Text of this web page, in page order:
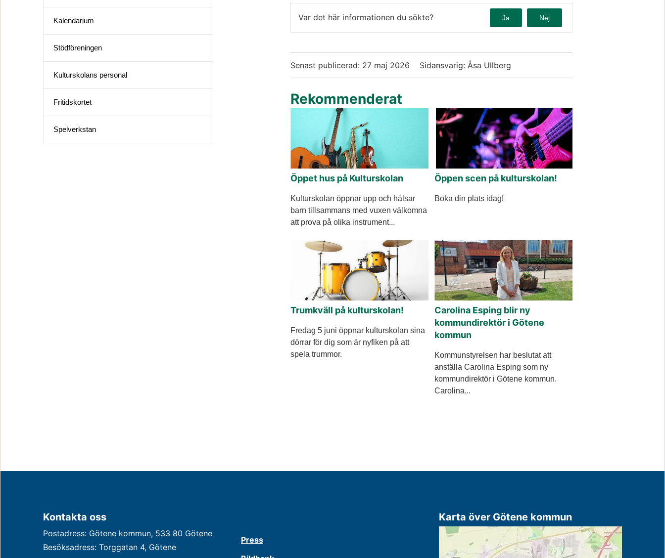
Kalendarium
Stödföreningen
Kulturskolans personal
Fritidskortet
Spelverkstan
Var det här informationen du sökte? Ja Nej
Senast publicerad: 27 maj 2026 Sidansvarig: Åsa Ullberg
Rekommenderat
Öppet hus på Kulturskolan
Kulturskolan öppnar upp och hälsar
barn tillsammans med vuxen välkomna
att prova på olika instrument...
Öppen scen på kulturskolan!
Boka din plats idag!
Trumkväll på kulturskolan!
Fredag 5 juni öppnar kulturskolan sina
dörrar för dig som är nyfiken på att
spela trummor.
Carolina Esping blir ny
kommundirektör i Götene
kommun
Kommunstyrelsen har beslutat att
anställa Carolina Esping som ny
kommundirektör i Götene kommun.
Carolina...
Kontakta oss
Postadress: Götene kommun, 533 80 Götene
Besöksadress: Torggatan 4, Götene
Press
Karta över Götene kommun